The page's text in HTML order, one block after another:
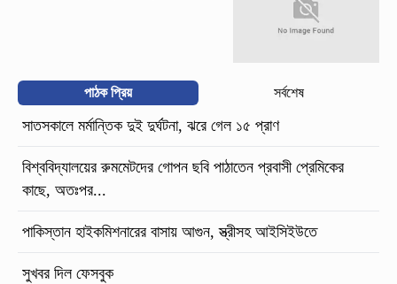
পাঠক প্রিয় সর্বশেষ
সাতসকালে মর্মান্তিক দুই দুর্ঘটনা, ঝরে গেল ১৫ প্রাণ
বিশ্ববিদ্যালয়ের রুমমেটদের গোপন ছবি পাঠাতেন প্রবাসী প্রেমিকের
কাছে, অতঃপর...
পাকিস্তান হাইকমিশনারের বাসায় আগুন, স্ত্রীসহ আইসিইউতে
সুখবর দিল ফেসবুক